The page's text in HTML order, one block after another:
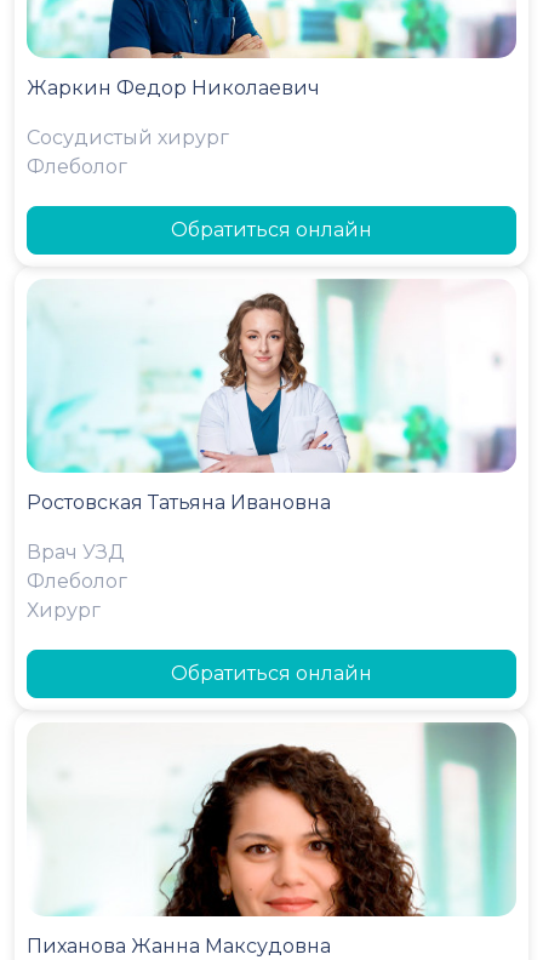
Жаркин Федор Николаевич
Сосудистый хирург
Флеболог
Обратиться онлайн
Ростовская Татьяна Ивановна
Врач УЗД
Флеболог
Хирург
Обратиться онлайн
Пиханова Жанна Максудовна